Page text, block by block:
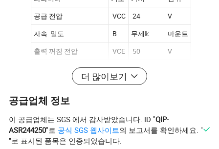
공급 전압
VCC 24
V
자속 밀도
B 무제𝕜
마운트
출력 꺼짐 전압
VCE 50
V
연속 출력 전류
IOL 50
작동 온도 범위 TA -40 ~ 125
보관 온도 범위
전기적 특성TA = 25ºC
더 많이보기
공급업체 정보
이 공급업체는 SGS 에서 감사받았습니다. ID "QIP-
ASR244250"로 공식 SGS 웹사이트의 보고서를 확인하세요. "
"로 표시된 품목은 인증되었습니다.